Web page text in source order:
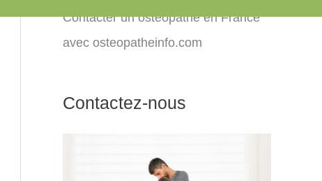
Contacter un ostéopathe en France
avec osteopatheinfo.com
Contactez-nous